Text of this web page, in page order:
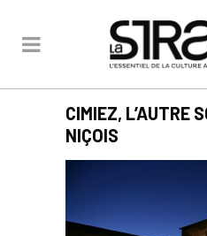
CIMIEZ, L’AUTRE
NIÇOIS